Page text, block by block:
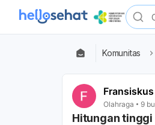
Komunitas
Olahraga 9
Hitungan tinggi